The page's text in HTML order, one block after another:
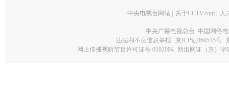
中央电视台网站 关于CCTV.com 人
中央广播电视总台 中国网络
违法和不良信息举报
京ICP证060535号
网上传播视听节目许可证号 0102004 新出网证（京）